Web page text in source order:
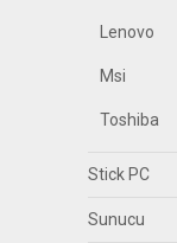
Lenovo
Msi
Toshiba
Stick PC
Sunucu